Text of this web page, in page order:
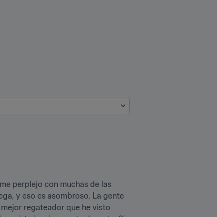
perplejo con muchas de las
y eso es asombroso. La gente
regateador que he visto